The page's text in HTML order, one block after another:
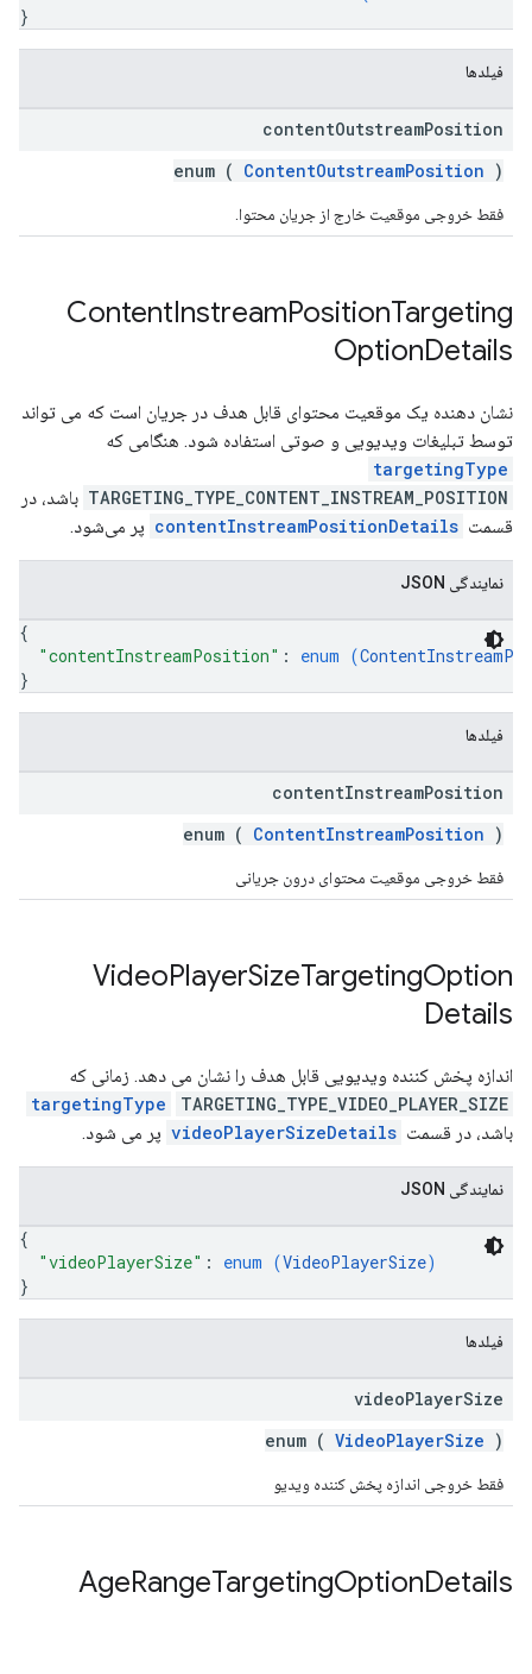
}
فیلدها
contentOutstreamPosition
enum ( ContentOutstreamPosition )
فقط خروجی موقعیت خارج از جریان محتوا.
ContentInstreamPositionTargeting
OptionDetails
نشان دهنده یک موقعیت محتوای قابل هدف در جریان است که می تواند
توسط تبلیغات ویدیویی و صوتی استفاده شود. هنگامی که
targetingType
TARGETING_TYPE_CONTENT_INSTREAM_POSITION باشد، در
قسمت contentInstreamPositionDetails پر می‌شود.
نمایندگی JSON
{
"contentInstreamPosition" : enum (
}
فیلدها
contentInstreamPosition
enum ( ContentInstreamPosition )
فقط خروجی موقعیت محتوای درون جریانی
VideoPlayerSizeTargetingOption
Details
اندازه پخش کننده ویدیویی قابل هدف را نشان می دهد. زمانی که
targetingType
TARGETING_TYPE_VIDEO_PLAYER_SIZE
باشد، در قسمت videoPlayerSizeDetails پر می شود.
نمایندگی JSON
{
"videoPlayerSize" : enum (VideoPlayerSize)
}
فیلدها
videoPlayerSize
enum ( VideoPlayerSize )
فقط خروجی اندازه پخش کننده ویدیو
AgeRangeTargetingOptionDetails